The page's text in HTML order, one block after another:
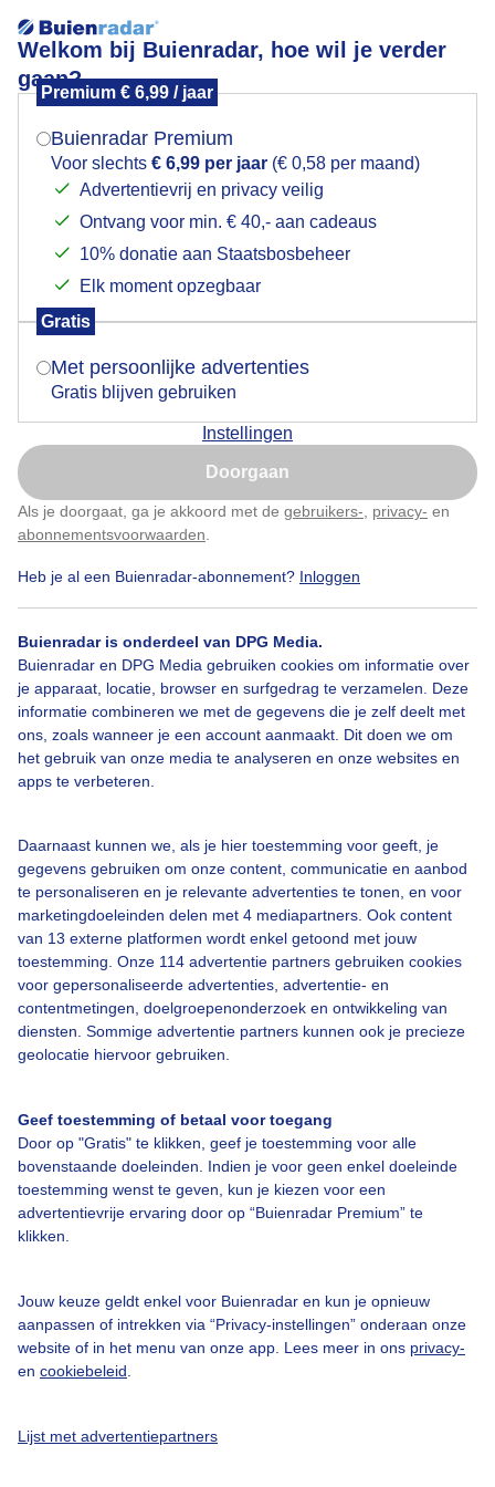
Welkom bij Buienradar, hoe wil je verder
gaan?
Premium € 6,99 / jaar
Buienradar Premium
Voor slechts € 6,99 per jaar (€ 0,58 per maand)
Advertentievrij en privacy veilig
Ontvang voor min. € 40,- aan cadeaus
10% donatie aan Staatsbosbeheer
Elk moment opzegbaar
Gratis
Met persoonlijke advertenties
Gratis blijven gebruiken
Instellingen
Doorgaan
Als je doorgaat, ga je akkoord met de gebruikers- privacy- en
abonnementsvoorwaarden
Heb je al een Buienradar-abonnement? Inloggen
Buienradar is onderdeel van DPG Media.
Buienradar en DPG Media gebruiken cookies om informatie over
je apparaat, locatie, browser en surfgedrag te verzamelen. Deze
informatie combineren we met de gegevens die je zelf deelt met
ons, zoals wanneer je een account aanmaakt. Dit doen we om
het gebruik van onze media te analyseren en onze websites en
apps te verbeteren.
Daarnaast kunnen we, als je hier toestemming voor geeft, je
gegevens gebruiken om onze content, communicatie en aanbod
te personaliseren en je relevante advertenties te tonen, en voor
marketingdoeleinden delen met 4 mediapartners. Ook content
van 13 externe platformen wordt enkel getoond met jouw
toestemming. Onze 114 advertentie partners gebruiken cookies
voor gepersonaliseerde advertenties, advertentie- en
contentmetingen, doelgroepenonderzoek en ontwikkeling van
diensten. Sommige advertentie partners kunnen ook je precieze
geolocatie hiervoor gebruiken.
Geef toestemming of betaal voor toegang
Door op "Gratis" te klikken, geef je toestemming voor alle
bovenstaande doeleinden. Indien je voor geen enkel doeleinde
toestemming wenst te geven, kun je kiezen voor een
advertentievrije ervaring door op “Buienradar Premium” te
klikken.
Jouw keuze geldt enkel voor Buienradar en kun je opnieuw
aanpassen of intrekken via “Privacy-instellingen” onderaan onze
website of in het menu van onze app. Lees meer in ons privacy-
en cookiebeleid
Lijst met advertentiepartners
Weerfoto!
Door: Nely V Frankenhuijzen Gemaakt: 09-06-2026, 34x bekeken
Een moment geduld aub...
Over Buienradar
Bedrijfsgegevens
Veelgestelde vragen
Contact
Gebruikersvoorwaarden
Adverteren
Buienradar Team
Privacy beleid
Privacy instellingen
Gratis weerdata
Buienradar
Mogen we je locatie gebruiken voor het
Indien je hier nog geen akkoord op hebt gegeven,
verschijnt er zo een pop-up uit je browser waarin
Is goed, toon de popup
Nu niet, misschien later
Klik hierom dit aan te passen